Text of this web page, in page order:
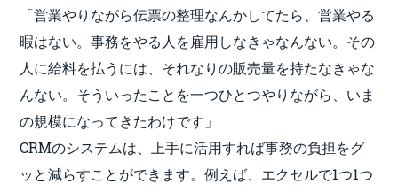
「営業やりながら伝票の整理なんかしてたら、営業やる
暇はない。事務をやる人を雇用しなきゃなんない。その
人に給料を払うには、それなりの販売量を持たなきゃな
んない。そういったことを一つひとつやりながら、いま
の規模になってきたわけです」
CRMのシステムは、上手に活用すれば事務の負担をグ
ッと減らすことができます。例えば、エクセルで1つ1つ